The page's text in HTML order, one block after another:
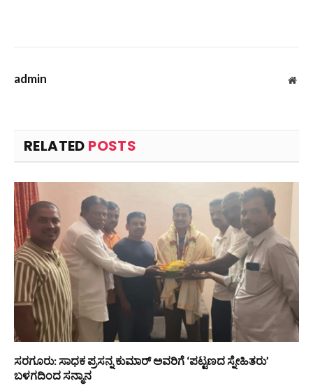
admin
RELATED POSTS
ಸರಗೂರು: ಸಾಧಕ ಪ್ರಸನ್ನ ಕುಮಾರ್ ಅವರಿಗೆ ‘ಪಟ್ಟಣದ ಸ್ನೇಹಿತರು’
ಬಳಗದಿಂದ ಸನ್ಮಾನ